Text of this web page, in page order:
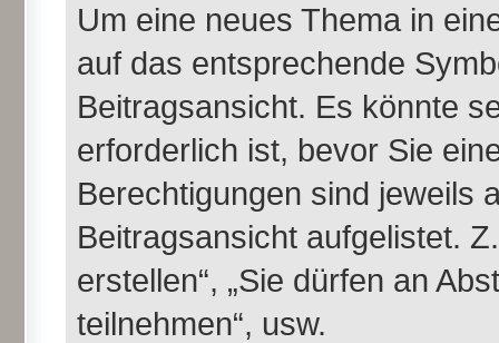
Um eine neues Thema in
auf das entsprechende
Beitragsansicht. Es könnte
erforderlich ist, bevor Sie
Berechtigungen sind jeweils
Beitragsansicht aufgelistet.
erstellen“, „Sie dürfen an
teilnehmen“, usw.